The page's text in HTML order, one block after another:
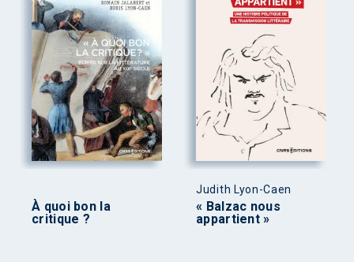
À quoi bon la
critique ?
Judith Lyon-Caen
« Balzac nous
appartient »